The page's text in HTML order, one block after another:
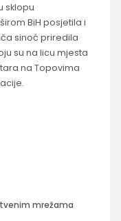
sklopu
BiH posjetila i
sinoć priredila
su na licu mjesta
na Topovima
mrežama